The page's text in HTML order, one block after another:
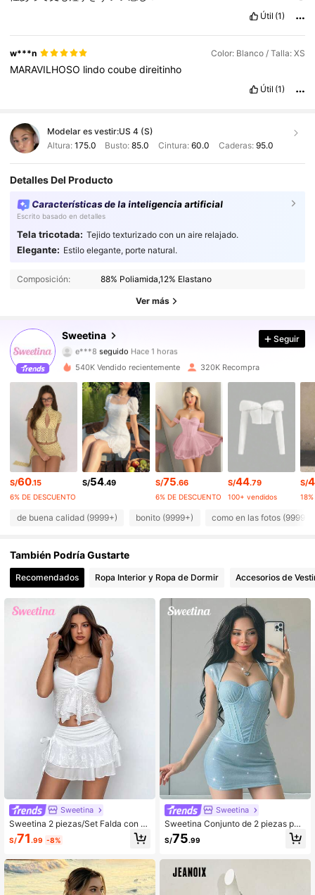
しない
Útil (1)
w***n Color: Blanco / Talla: XS
MARAVILHOSO lindocoubedireitinho
Útil (1)
Modelar es vestir:US 4 (S)
Altura: 175.0 Busto:85.0 Cintura: 60.0 Caderas: 95.0
Detalles Del Producto
Características de la inteligencia artificial
Escrito basado en detalles
Tela tricotada: Tejido texturizado con un aire relajado.
Elegante: Estilo elegante, porte natural.
Composición: 88% Poliamida,12% Elastano
Ver más
Sweetina
e***8 seguido Hace 1 horas
488K Seguidores
4.91 488K Seguidores
4.91 488K Seguidores
4.91 488K Seguidores
4.91 488K Seguidores
4.91 488K Seguidores
4.91 488K Seguidores
4.91
Seguir
540K Vendido recientemente 320K Recompra
S/60.15
6% DE DESCUENTO
S/54.49 S/75.66
6% DE DESCUENTO
S/44.79
100+ vendidos
S/
de buena calidad (9999+) bonito (9999+) como en las fotos (9999+)
También Podría Gustarte
Recomendados Ropa Interior y Ropa de Dormir Accesorios de
Sweetina
Sweetina 2 piezas/Set Falda con m
angas abullonadas y cuello cuadra
do bordado para mujer
S/71 .99 -8%
Sweetina
Sweetina Conjunto de 2 piezas par
a mujer con top de encaje con cintu
ra ceñida y patchwork y minifalda a
S/75.99